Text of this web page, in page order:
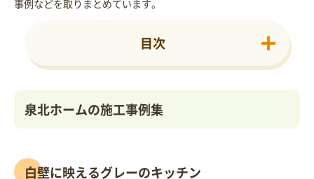
事例などを取りまとめています。
目次
泉北ホームの施工事例集
白壁に映えるグレーのキッチン